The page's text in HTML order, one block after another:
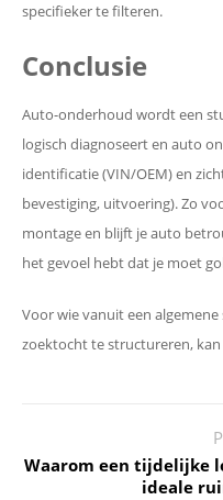
specifieker te filteren.
Conclusie
Auto-onderhoud wordt een
logisch diagnoseert en auto
identificatie (VIN/OEM) en
bevestiging, uitvoering). Zo
montage en blijft je auto
het gevoel hebt dat je moet
Voor wie vanuit een
zoektocht te structureren, kan
Waarom een tijdelijke
ideale